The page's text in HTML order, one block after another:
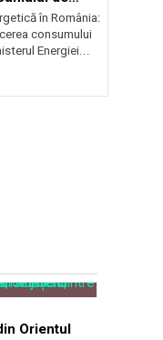
în România:
consumului
Energiei...
Orientul